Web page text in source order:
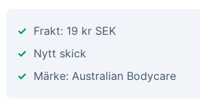
Frakt: 19 kr SEK
Nytt skick
Märke: Australian Bodycare